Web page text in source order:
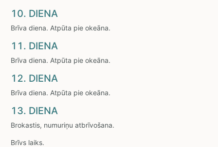
10. DIENA
Brīva diena. Atpūta pie okeāna.
11. DIENA
Brīva diena. Atpūta pie okeāna.
12. DIENA
Brīva diena. Atpūta pie okeāna.
13. DIENA
Brokastis, numuriņu atbrīvošana.
Brīvs laiks.